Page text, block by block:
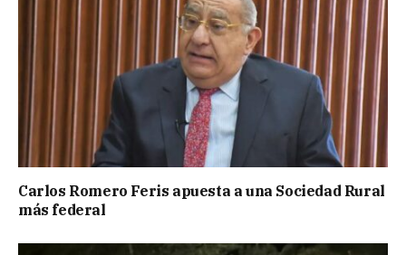
Carlos Romero Feris apuesta a una Sociedad Rural
más federal